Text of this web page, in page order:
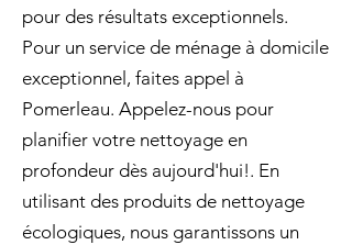
pour des résultats exceptionnels.
Pour un service de ménage à domicile
exceptionnel, faites appel à
Pomerleau. Appelez-nous pour
planifier votre nettoyage en
profondeur dès aujourd'hui!. En
utilisant des produits de nettoyage
écologiques, nous garantissons un